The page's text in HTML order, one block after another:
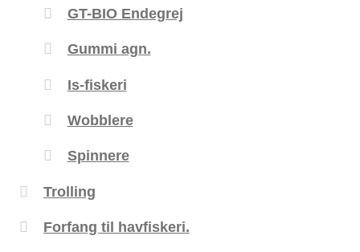
GT-BIO Endegrej
Gummi agn.
Is-fiskeri
Wobblere
Spinnere
Trolling
Forfang til havfiskeri.